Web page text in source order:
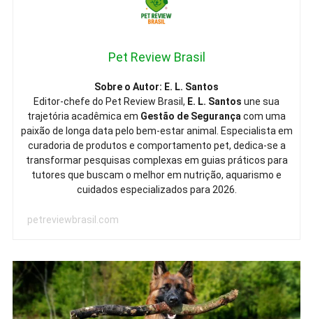
Pet Review Brasil
Sobre o Autor: E. L. Santos
Editor-chefe do Pet Review Brasil, E. L. Santos une sua
trajetória acadêmica em Gestão de Segurança com uma
paixão de longa data pelo bem-estar animal. Especialista em
curadoria de produtos e comportamento pet, dedica-se a
transformar pesquisas complexas em guias práticos para
tutores que buscam o melhor em nutrição, aquarismo e
cuidados especializados para 2026.
petreviewbrasil.com